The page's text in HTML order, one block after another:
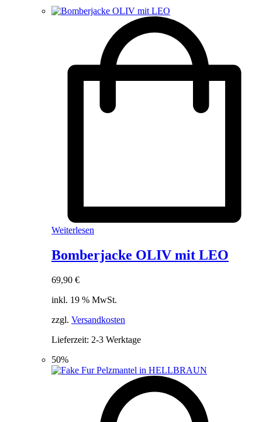
Weiterlesen
Bomberjacke OLIV mit LEO
69,90 €
inkl. 19 % MwSt.
zzgl. Versandkosten
Lieferzeit: 2-3 Werktage
50%